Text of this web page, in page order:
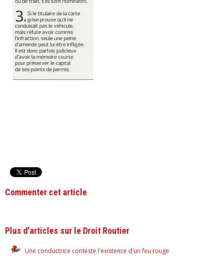
Commenter cet article
Plus d'articles sur le Droit Routier
Une conductrice conteste l'existence d'un feu rouge